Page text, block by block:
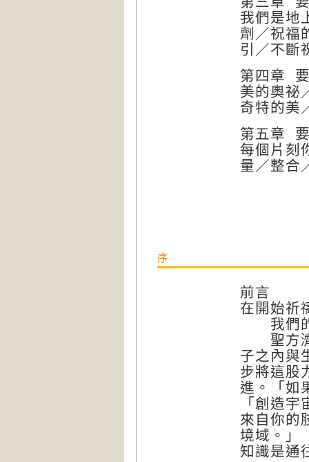
我們是地
劑／祝福
引／不斷
第四章
美的奧祕
奇特的美
第五章
每個片刻
量／整合
序
前言
在開始祈
我們的
聖方濟
子之內與
步將這股
進。「如
「創造
來自你的
境域。」
知識是通